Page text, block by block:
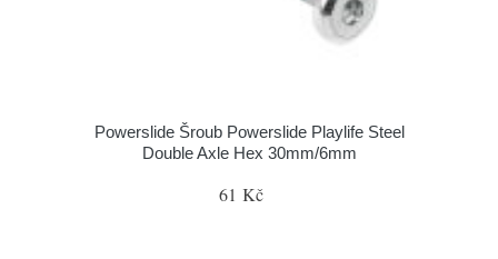
Powerslide Šroub Powerslide Playlife Steel
Double Axle Hex 30mm/6mm
61 Kč